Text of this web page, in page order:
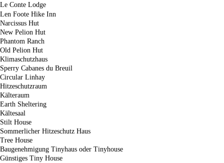
Le Conte Lodge
Len Foote Hike Inn
Narcissus Hut
New Pelion Hut
Phantom Ranch
Old Pelion Hut
Klimaschutzhaus
Sperry Cabanes du Breuil
Circular Linhay
Hitzeschutzraum
Kälteraum
Earth Sheltering
Kältesaal
Stilt House
Sommerlicher Hitzeschutz Haus
Tree House
Baugenehmigung Tinyhaus oder Tinyhouse
Günstiges Tiny House